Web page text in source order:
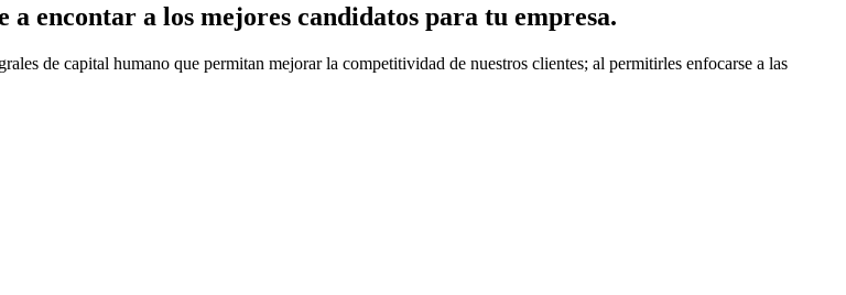
encontar a los mejores candidatos para tu empresa.
de capital humano que permitan mejorar la competitividad de nuestros clientes; al permitirles enfocarse a las